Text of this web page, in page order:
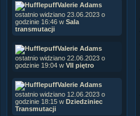
Valerie Adams
ostatnio widziano 23.06.2023 o
godzinie 16:46 w Sala
transmutacji
Valerie Adams
ostatnio widziano 22.06.2023 o
godzinie 19:04 w VII piętro
Valerie Adams
ostatnio widziano 12.06.2023 o
godzinie 18:15 w Dziedziniec
Transmutacji